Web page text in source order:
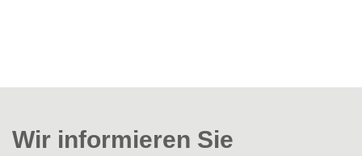
Wir informieren Sie